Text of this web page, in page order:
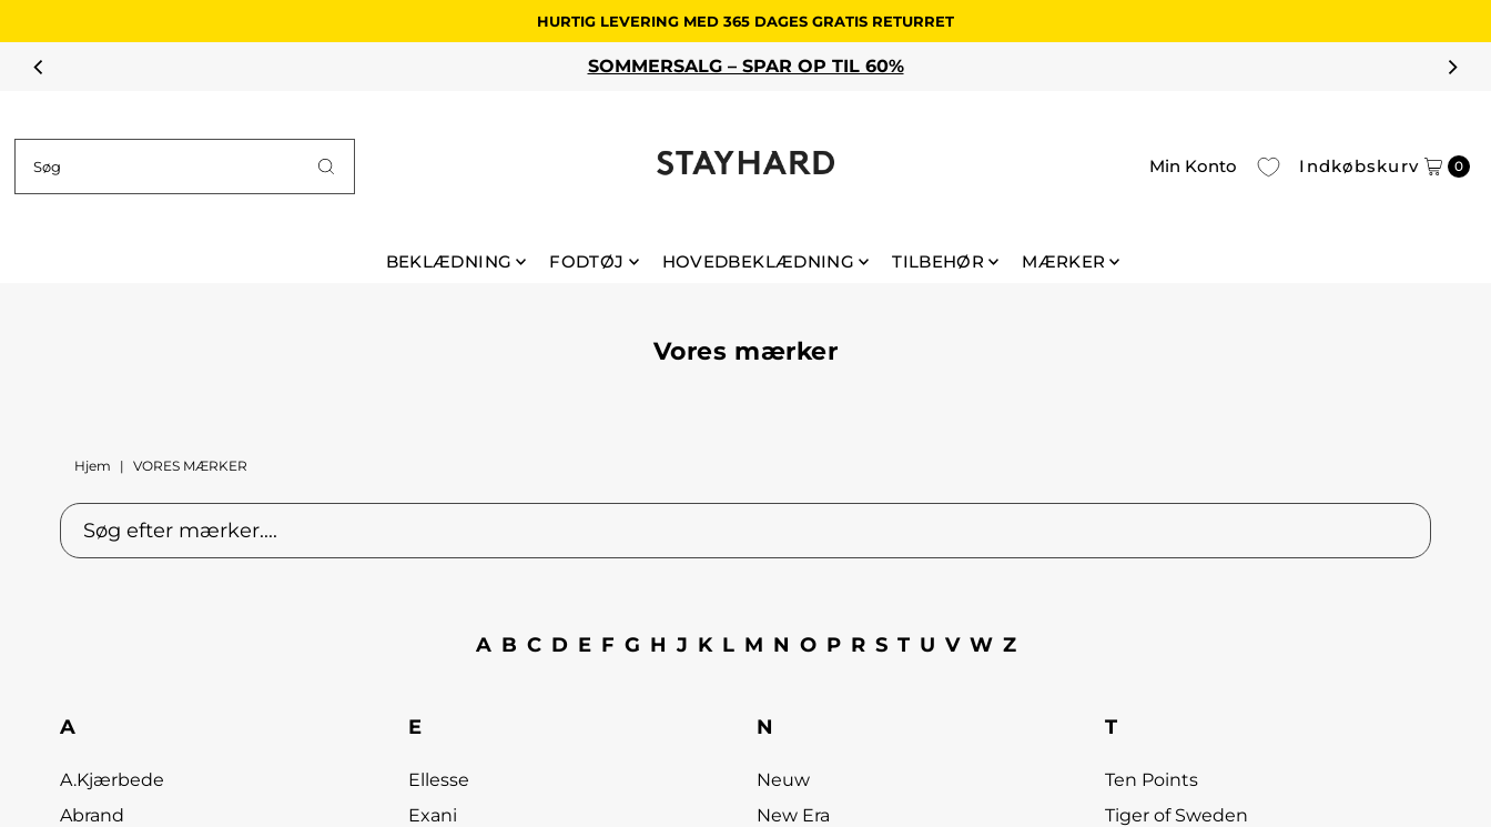
HURTIG LEVERING MED 365 DAGES GRATIS RETURRET
SOMMERSALG – SPAR OP TIL 60%
Min Konto Indkøbskurv 0
BEKLÆDNING FODTØJ HOVEDBEKLÆDNING TILBEHØR MÆRKER
Vores mærker
Hjem | VORES MÆRKER
A B C D E F G H J K L M N O P R S T U V W Z
A
A.Kjærbede
Abrand
E
Ellesse
Exani
N
Neuw
New Era
T
Ten Points
Tiger of Sweden